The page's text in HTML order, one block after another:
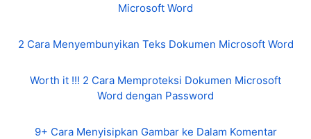
Microsoft Word
2 Cara Menyembunyikan Teks Dokumen Microsoft Word
Worth it !!! 2 Cara Memproteksi Dokumen Microsoft
Word dengan Password
9+ Cara Menyisipkan Gambar ke Dalam Komentar